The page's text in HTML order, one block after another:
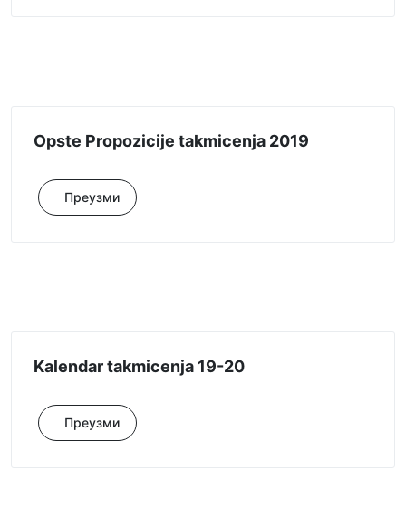
Opste Propozicije takmicenja 2019
Преузми
Kalendar takmicenja 19-20
Преузми